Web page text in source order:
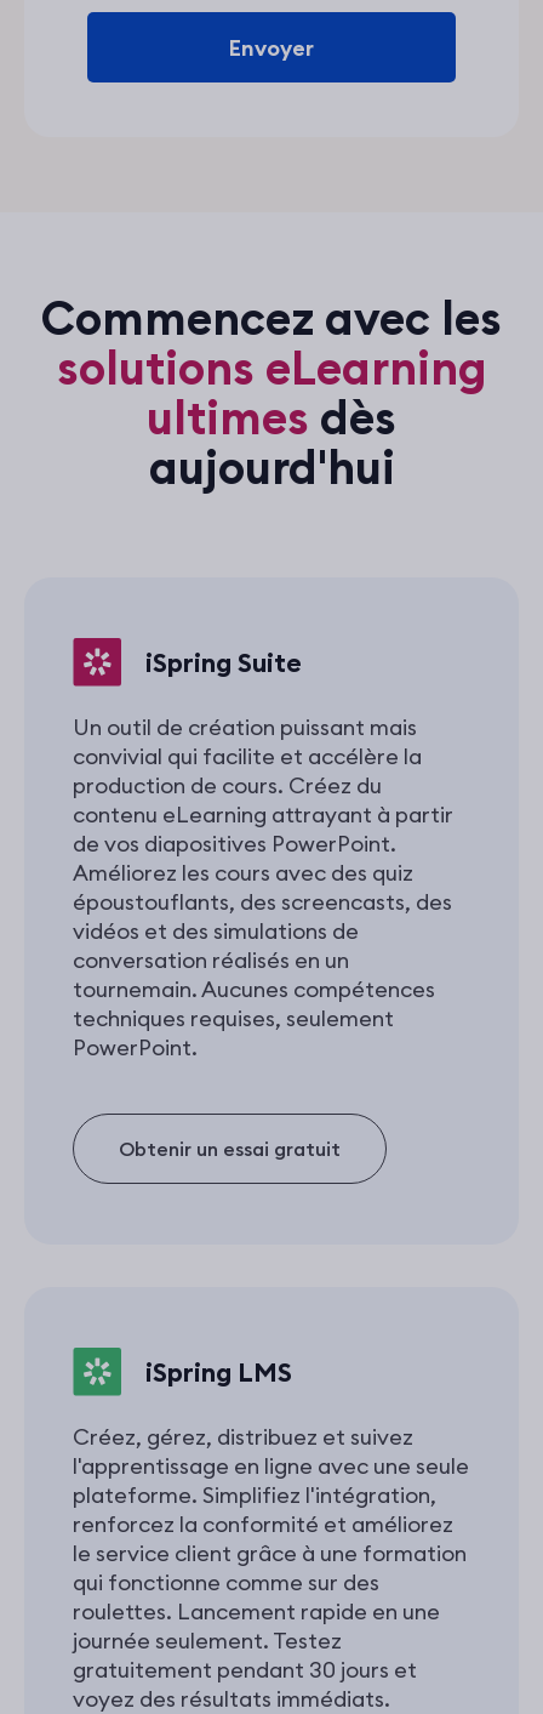
Commencez avec les
solutions eLearning
ultimes dès
aujourd'hui
iSpring Suite
Un outil de création puissant mais
convivial qui facilite et accélère la
production de cours. Créez du
contenu eLearning attrayant à partir
de vos diapositives PowerPoint.
Améliorez les cours avec des quiz
époustouflants, des screencasts, des
vidéos et des simulations de
conversation réalisés en un
tournemain. Aucunes compétences
techniques requises, seulement
PowerPoint.
Obtenir un essai gratuit
iSpring LMS
Créez, gérez, distribuez et suivez
l'apprentissage en ligne avec une seule
plateforme. Simplifiez l'intégration,
renforcez la conformité et améliorez
le service client grâce à une formation
qui fonctionne comme sur des
roulettes. Lancement rapide en une
journée seulement. Testez
gratuitement pendant 30 jours et
voyez des résultats immédiats.